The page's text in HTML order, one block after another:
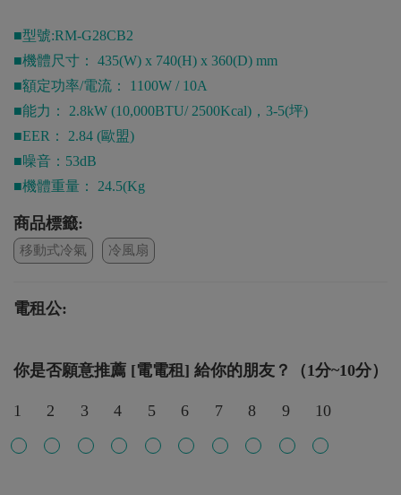
■型號:RM-G28CB2
■機體尺寸： 435(W) x 740(H) x 360(D) mm
■額定功率/電流： 1100W / 10A
■能力： 2.8kW (10,000BTU/ 2500Kcal)，3-5(坪)
■EER： 2.84 (歐盟)
■噪音：53dB
■機體重量： 24.5(Kg
商品標籤:
移動式冷氣 冷風扇
電租公:
你是否願意推薦 [電電租] 給你的朋友？（1分~10分）
1 2 3 4 5 6 7 8 9 10